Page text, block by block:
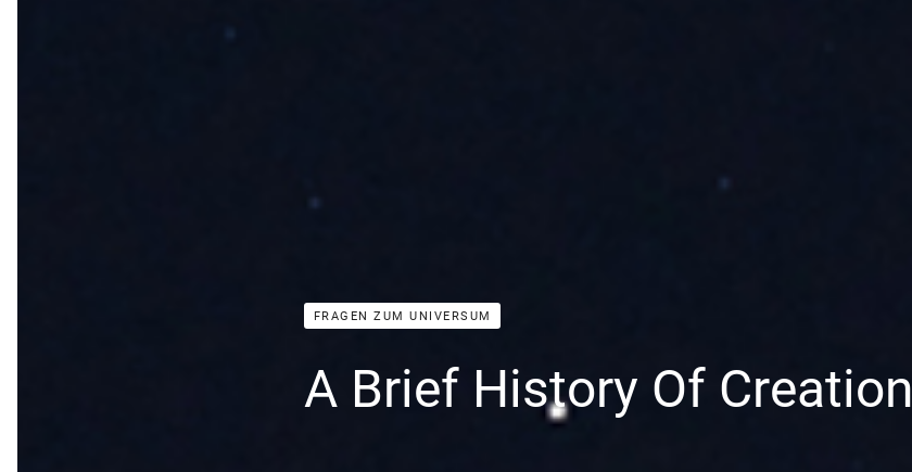
FRAGEN ZUM UNIVERSUM
A Brief History Of Creation